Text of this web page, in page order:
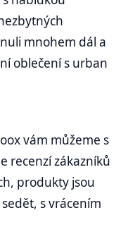
mnohem dál a
oblečení s urban
vám můžeme s
recenzí zákazníků
produkty jsou
s vrácením